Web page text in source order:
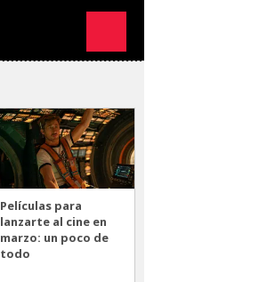
Películas para
lanzarte al cine en
marzo: un poco de
todo